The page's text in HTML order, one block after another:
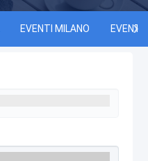
EVENTI MILANO EVENTI